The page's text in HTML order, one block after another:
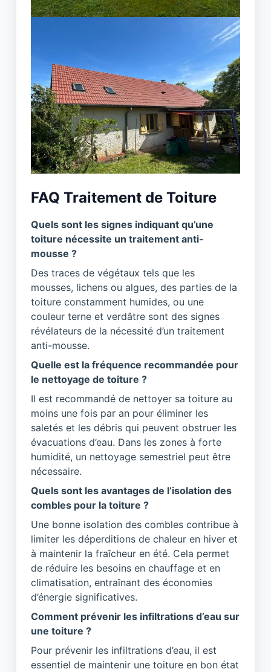
FAQ Traitement de Toiture
Quels sont les signes indiquant qu’une
toiture nécessite un traitement anti-
mousse ?
Des traces de végétaux tels que les
mousses, lichens ou algues, des parties de la
toiture constamment humides, ou une
couleur terne et verdâtre sont des signes
révélateurs de la nécessité d’un traitement
anti-mousse.
Quelle est la fréquence recommandée pour
le nettoyage de toiture ?
Il est recommandé de nettoyer sa toiture au
moins une fois par an pour éliminer les
saletés et les débris qui peuvent obstruer les
évacuations d’eau. Dans les zones à forte
humidité, un nettoyage semestriel peut être
nécessaire.
Quels sont les avantages de l’isolation des
combles pour la toiture ?
Une bonne isolation des combles contribue à
limiter les déperditions de chaleur en hiver et
à maintenir la fraîcheur en été. Cela permet
de réduire les besoins en chauffage et en
climatisation, entraînant des économies
d’énergie significatives.
Comment prévenir les infiltrations d’eau sur
une toiture ?
Pour prévenir les infiltrations d’eau, il est
essentiel de maintenir une toiture en bon état